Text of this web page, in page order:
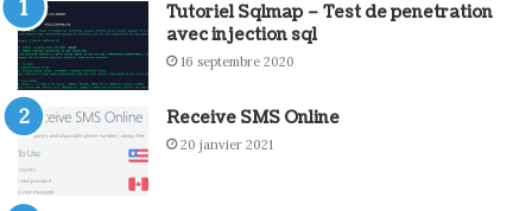
Tutoriel Sqlmap – Test de penetration
avec injection sql
16 septembre 2020
Receive SMS Online
20 janvier 2021